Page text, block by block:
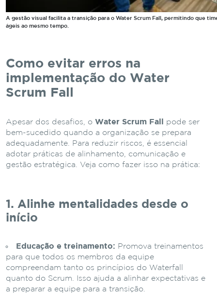
A gestão visual facilita a transição para o Water Scrum Fall, permitindo que
ágeis ao mesmo tempo.
Como evitar erros na
implementação do Water
Scrum Fall
Apesar dos desafios, o Water Scrum Fall
pode ser
bem-sucedido quando a organização se prepara
adequadamente. Para reduzir riscos, é essencial
adotar práticas de alinhamento, comunicação e
gestão estratégica. Veja como fazer isso na prática:
1. Alinhe mentalidades desde o
início
Educação e treinamento: Promova treinamentos
para que todos os membros da equipe
compreendam tanto os princípios do Waterfall
quanto do Scrum. Isso ajuda a alinhar expectativas e
a preparar a equipe para a transição.